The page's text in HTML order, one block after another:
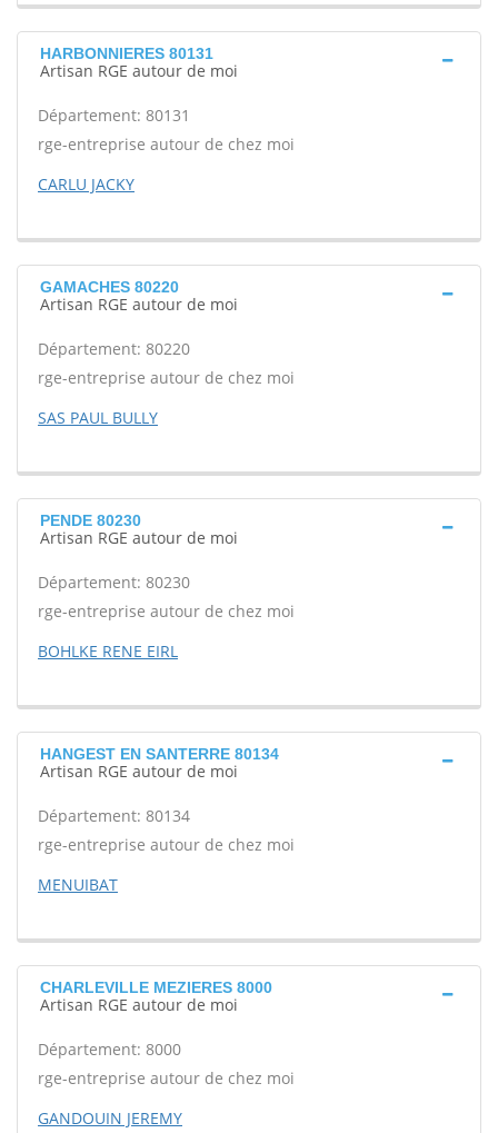
HARBONNIERES 80131
Artisan RGE autour de moi
Département: 80131
rge-entreprise autour de chez moi
CARLU JACKY
GAMACHES 80220
Artisan RGE autour de moi
Département: 80220
rge-entreprise autour de chez moi
SAS PAUL BULLY
PENDE 80230
Artisan RGE autour de moi
Département: 80230
rge-entreprise autour de chez moi
BOHLKE RENE EIRL
HANGEST EN SANTERRE 80134
Artisan RGE autour de moi
Département: 80134
rge-entreprise autour de chez moi
MENUIBAT
CHARLEVILLE MEZIERES 8000
Artisan RGE autour de moi
Département: 8000
rge-entreprise autour de chez moi
GANDOUIN JEREMY